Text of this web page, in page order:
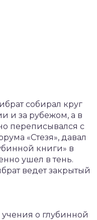
собирал круг
и за рубежом, а в
переписывался с
«Стезя», давал
книги» в
ушел в тень.
ведет закрытый
о глубинной